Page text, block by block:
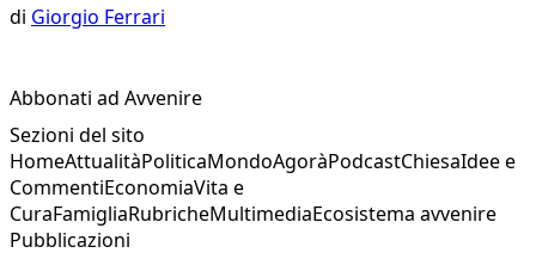
di Giorgio Ferrari
Abbonati ad Avvenire
Sezioni del sito
HomeAttualitàPoliticaMondoAgoràPodcastChiesaIdee e
CommentiEconomiaVita e
CuraFamigliaRubricheMultimediaEcosistema avvenire
Pubblicazioni